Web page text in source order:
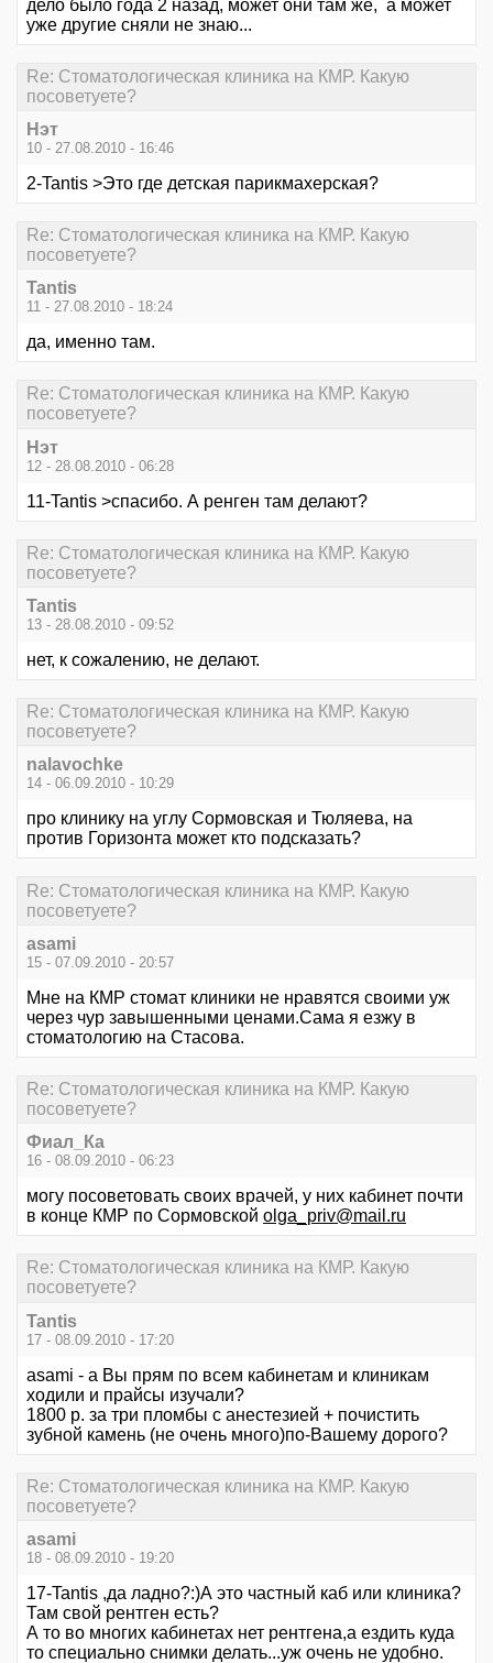
дело было года 2 назад, может они там же, а может
уже другие сняли не знаю...
Re: Стоматологическая клиника на КМР. Какую
посоветуете?
Нэт
10 - 27.08.2010 - 16:46
2-Tantis >Это где детская парикмахерская?
Re: Стоматологическая клиника на КМР. Какую
посоветуете?
Tantis
11 - 27.08.2010 - 18:24
да, именно там.
Re: Стоматологическая клиника на КМР. Какую
посоветуете?
Нэт
12 - 28.08.2010 - 06:28
11-Tantis >спасибо. А ренген там делают?
Re: Стоматологическая клиника на КМР. Какую
посоветуете?
Tantis
13 - 28.08.2010 - 09:52
нет, к сожалению, не делают.
Re: Стоматологическая клиника на КМР. Какую
посоветуете?
nalavochke
14 - 06.09.2010 - 10:29
про клинику на углу Сормовская и Тюляева, на
против Горизонта может кто подсказать?
Re: Стоматологическая клиника на КМР. Какую
посоветуете?
asami
15 - 07.09.2010 - 20:57
Мне на КМР стомат клиники не нравятся своими уж
через чур завышенными ценами.Сама я езжу в
стоматологию на Стасова.
Re: Стоматологическая клиника на КМР. Какую
посоветуете?
Фиал_Ка
16 - 08.09.2010 - 06:23
могу посоветовать своих врачей, у них кабинет почти
в конце КМР по Сормовской olga_priv@mail.ru
Re: Стоматологическая клиника на КМР. Какую
посоветуете?
Tantis
17 - 08.09.2010 - 17:20
asami - а Вы прям по всем кабинетам и клиникам
ходили и прайсы изучали?
1800 р. за три пломбы с анестезией + почистить
зубной камень (не очень много)по-Вашему дорого?
Re: Стоматологическая клиника на КМР. Какую
посоветуете?
asami
18 - 08.09.2010 - 19:20
17-Tantis ,да ладно?:)А это частный каб или клиника?
Там свой рентген есть?
А то во многих кабинетах нет рентгена,а ездить куда
то специально снимки делать...уж очень не удобно.